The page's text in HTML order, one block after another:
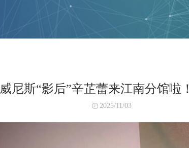
威尼斯“影后”辛芷蕾来江南分馆啦！
2025/11/03